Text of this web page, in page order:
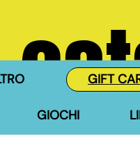
GIOCHI
GIFT